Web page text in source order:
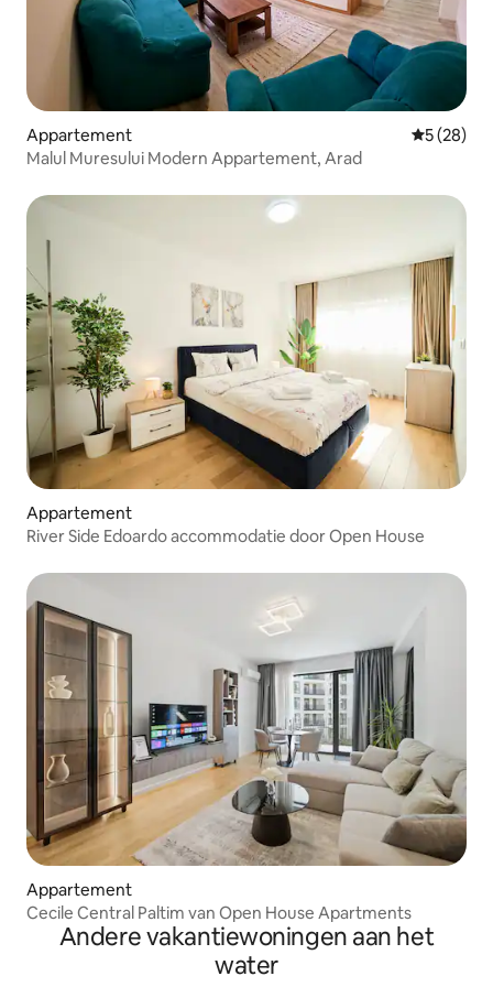
Appartement
5 (28)
Malul Muresului Modern Appartement, Arad
Appartement
River Side Edoardo accommodatie door Open House
Appartement
Cecile Central Paltim van Open House Apartments
Andere vakantiewoningen aan het
water